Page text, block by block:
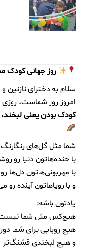
روز جهانی کودک
سلام به دخترای نازنین
امروز روز شماست،
کودک بودن یعنی لبخند،
شما مثل گل‌های
با خنده‌هاتون دنیا رو
با مهربونی‌هاتون دل‌ها
و با رویاهاتون آینده رو
یادتون باشه:
هیچ‌کس مثل شما
هیچ رویایی برای شما
و هیچ لبخندی قشنگ‌تر